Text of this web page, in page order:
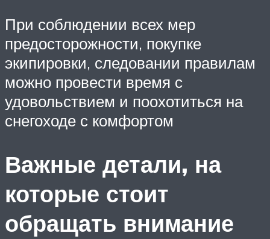
При соблюдении всех мер
предосторожности, покупке
экипировки, следовании правилам
можно провести время с
удовольствием и поохотиться на
снегоходе с комфортом
Важные детали, на
которые стоит
обращать внимание